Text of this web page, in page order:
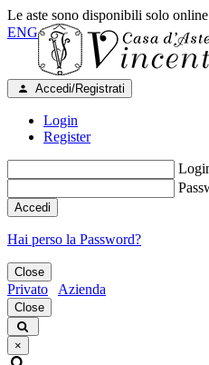
Le aste sono disponibili solo
ENG
Accedi/Registrati
Login
Register
Accedi
Hai perso la Password?
Close
Privato Azienda
Close
×